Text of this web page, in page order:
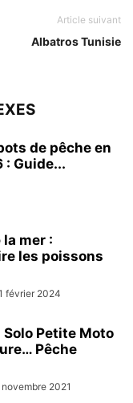
Article suivant
Albatros Tunisie
de pêche en
: Guide...
mer :
les poissons
février 2024
Petite Moto
Pêche
novembre 2021